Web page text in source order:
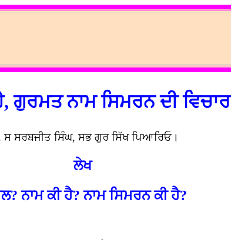
ਗੁਰਮਤ ਨਾਮ ਸਿਮਰਨ ਦੀ ਵਿਚਾਰ
ਸ ਸਰਬਜੀਤ ਸਿੰਘ, ਸਭ ਗੁਰ ਸਿੱਖ ਪਿਆਰਿਓ।
ਲੇਖ
ਨਾਮ ਕੀ ਹੈ? ਨਾਮ ਸਿਮਰਨ ਕੀ ਹੈ?